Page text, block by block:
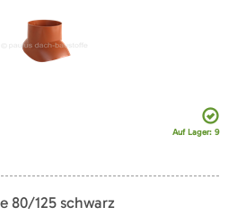
Auf Lager: 9
80/125 schwarz